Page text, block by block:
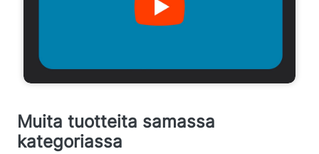
Muita tuotteita samassa
kategoriassa